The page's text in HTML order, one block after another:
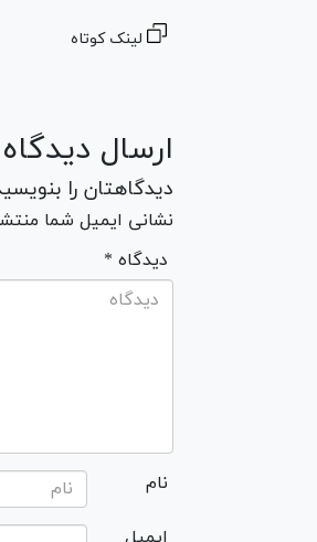
لینک کوتاه
ارسال دیدگاه
دیدگاهتان را
نشانی ایمیل شما
* دیدگاه
نام